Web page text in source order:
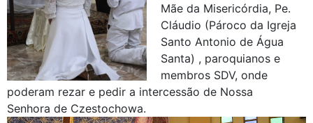
Mãe da Misericórdia, Pe.
Cláudio (Pároco da Igreja
Santo Antonio de Água
Santa) , paroquianos e
membros SDV, onde
poderam rezar e pedir a intercessão de Nossa
Senhora de Czestochowa.